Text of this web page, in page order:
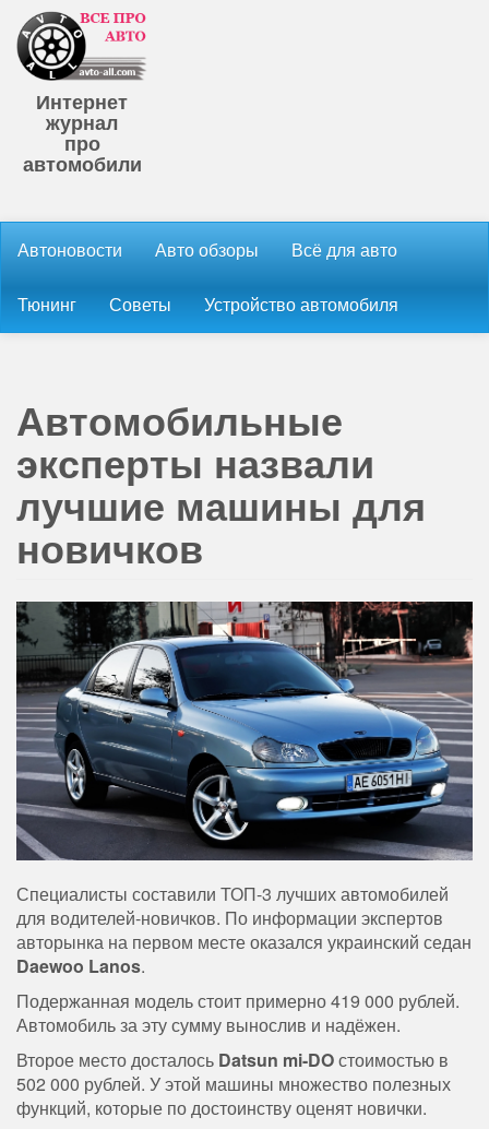
Интернет
журнал
про
автомобили
Автоновости Авто обзоры Всё для авто
Тюнинг Советы Устройство автомобиля
Автомобильные
эксперты назвали
лучшие машины для
новичков
Специалисты составили ТОП-3 лучших автомобилей
для водителей-новичков. По информации экспертов
авторынка на первом месте оказался украинский седан
Daewoo Lanos.
Подержанная модель стоит примерно 419 000 рублей.
Автомобиль за эту сумму вынослив и надёжен.
Второе место досталось Datsun mi-DOстоимостью в
502 000 рублей. У этой машины множество полезных
функций, которые по достоинству оценят новички.